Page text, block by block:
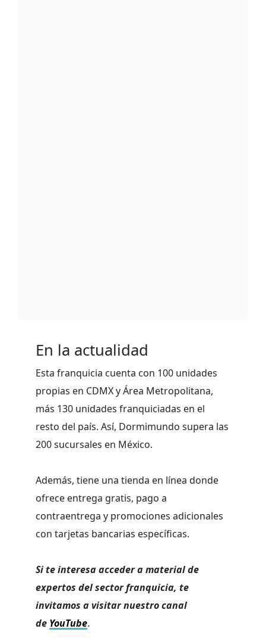
En la actualidad
Esta franquicia cuenta con 100 unidades
propias en CDMX y Área Metropolitana,
más 130 unidades franquiciadas en el
resto del país. Así, Dormimundo supera las
200 sucursales en México.
Además, tiene una tienda en línea donde
ofrece entrega gratis, pago a
contraentrega y promociones adicionales
con tarjetas bancarias específicas.
Si te interesa acceder a material de
expertos del sector franquicia, te
invitamos a visitar nuestro canal
de YouTube.